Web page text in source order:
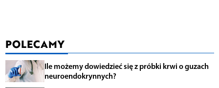
POLECAMY
Ile możemy dowiedzieć się z próbki krwi o guzach
neuroendokrynnych?